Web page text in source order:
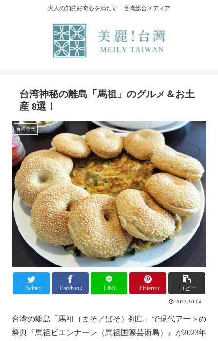
大人の知的好奇心を満たす 台湾総合メディア
台湾神秘の離島「馬祖」のグルメ＆お土
産 8選！
台湾全土
Twitter Facebook LINE Pinterest コピー
2023.10.04
台湾の離島「馬祖（まそ／ばそ）列島」で現代アートの
祭典『馬祖ビエンナーレ（馬祖国際芸術島）』が2023年